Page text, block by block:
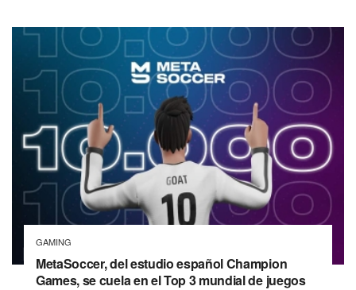
GAMING
MetaSoccer, del estudio español Champion
Games, se cuela en el Top 3 mundial de juegos